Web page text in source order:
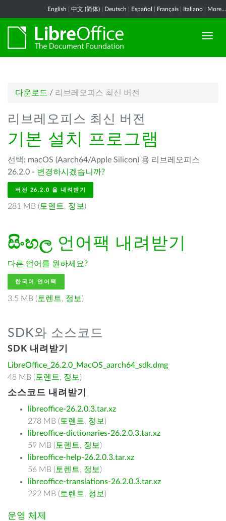
English 中文 (简体) Deutsch Español Français Italiano More...
다운로드 / 리브레오피스 최신 버전
리브레오피스 최신 버전
기본 설치 프로그램
선택: macOS (Aarch64/Apple Silicon) 용 리브레오피스
26.2.0 - 변경하시겠습니까?
버전 26.2.0 을 내려받기
281 MB ( 토렌트, 정보 )
සිංහල 언어팩 내려받기
다른 언어를 원하세요?
한국어 언어팩
3.5 MB ( 토렌트, 정보 )
SDK와 소스코드
SDK 내려받기
LibreOffice_26.2.0_MacOS_aarch64_sdk.dmg
48 MB ( 토렌트, 정보 )
소스코드 내려받기
libreoffice-26.2.0.3.tar.xz
278 MB ( 토렌트, 정보 )
libreoffice-dictionaries-26.2.0.3.tar.xz
59 MB ( 토렌트, 정보 )
libreoffice-help-26.2.0.3.tar.xz
56 MB ( 토렌트, 정보 )
libreoffice-translations-26.2.0.3.tar.xz
222 MB ( 토렌트, 정보 )
운영 체제